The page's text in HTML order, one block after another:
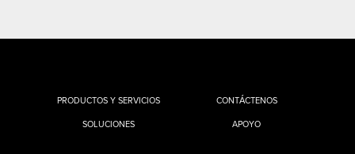
PRODUCTOS Y SERVICIOS
SOLUCIONES
CONTÁCTENOS
APOYO